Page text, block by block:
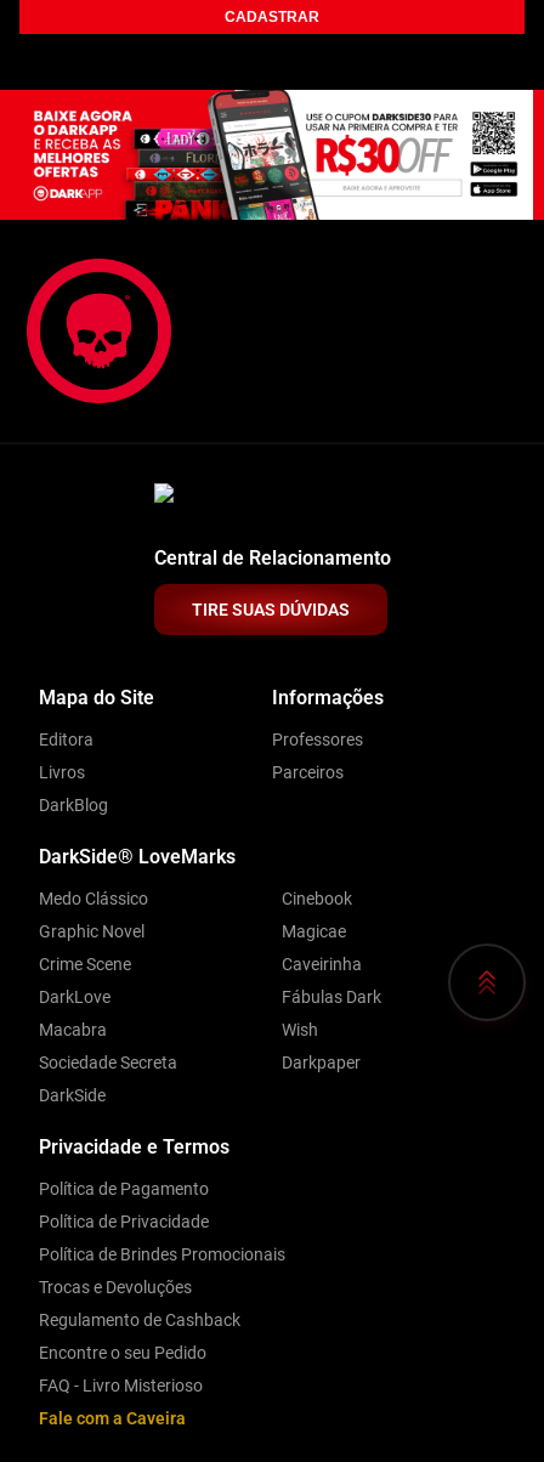
CADASTRAR
Central de Relacionamento
TIRE SUAS DÚVIDAS
Privacidade e Termos
Política de Pagamento
Política de Privacidade
Política de Brindes Promocionais
Trocas e Devoluções
Regulamento de Cashback
Encontre o seu Pedido
FAQ - Livro Misterioso
Fale com a Caveira
Mapa do Site
Editora
Livros
DarkBlog
Informações
Professores
Parceiros
DarkSide® LoveMarks
Medo Clássico
Graphic Novel
Crime Scene
DarkLove
Macabra
Sociedade Secreta
DarkSide
Cinebook
Magicae
Caveirinha
Fábulas Dark
Wish
Darkpaper